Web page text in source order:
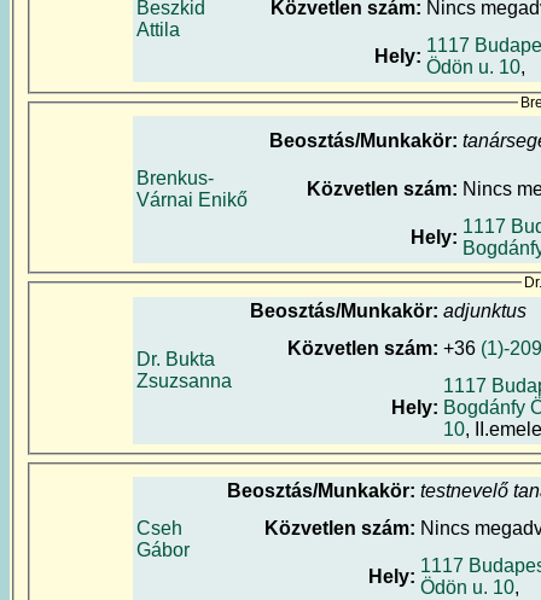
Beszkid
Attila
Közvetlen szám: Nincs
Hely:
1117
Ödön u. 10,
Brenkus-
Várnai Enikő
Beosztás/Munkakör:
Közvetlen szám: Nincs
Hely:
1117
Dr. Bukta
Zsuzsanna
Beosztás/Munkakör: adjunktus
Közvetlen szám: +36 (1)-
Hely:
1117
Bogdánfy
10,
Cseh
Gábor
Beosztás/Munkakör: testnevelő
Közvetlen szám: Nincs
Hely:
1117
Ödön u. 10,